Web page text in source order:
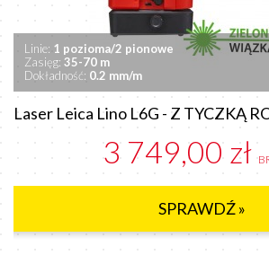
Linie: 1 pozioma/2 pionowe
Zasięg: 35-70 m
Dokładność: 0.2 mm/m
Laser Leica Lino L6G - Z TYCZKĄ
3 749,00 zł
SPRAWDŹ »